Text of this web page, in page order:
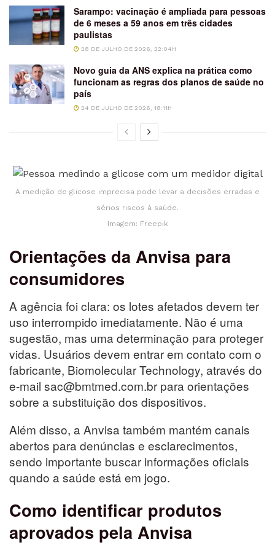
Sarampo: vacinação é ampliada para pessoas
de 6 meses a 59 anos em três cidades
paulistas
28 DE JULHO DE 2026, 22:04H
Novo guia da ANS explica na prática como
funcionam as regras dos planos de saúde no
país
24 DE JULHO DE 2026, 18:11H
A medição de glicose imprecisa pode levar a decisões erradas e
sérios riscos à saúde.
Imagem: Freepik
Orientações da Anvisa para
consumidores
A agência foi clara: os lotes afetados devem ter
uso interrompido imediatamente. Não é uma
sugestão, mas uma determinação para proteger
vidas. Usuários devem entrar em contato com o
fabricante, Biomolecular Technology, através do
e-mail sac@bmtmed.com.br para orientações
sobre a substituição dos dispositivos.
Além disso, a Anvisa também mantém canais
abertos para denúncias e esclarecimentos,
sendo importante buscar informações oficiais
quando a saúde está em jogo.
Como identificar produtos
aprovados pela Anvisa